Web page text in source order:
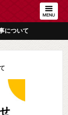
について